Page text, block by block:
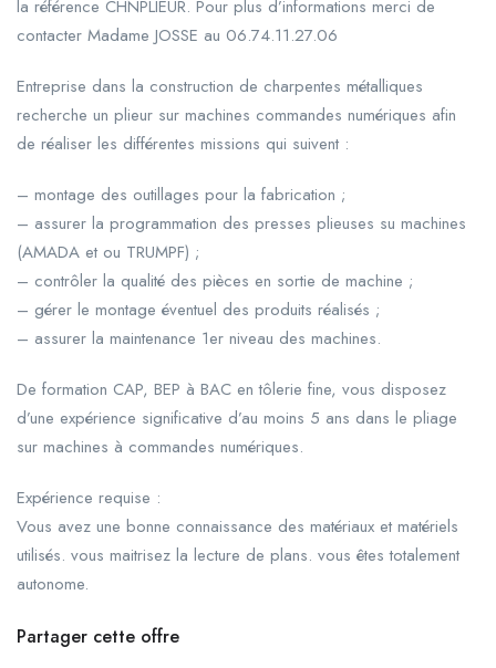
la référence CHNPLIEUR. Pour plus d’informations merci de
contacter Madame JOSSE au 06.74.11.27.06
Entreprise dans la construction de charpentes métalliques
recherche un plieur sur machines commandes numériques afin
de réaliser les différentes missions qui suivent :
– montage des outillages pour la fabrication ;
– assurer la programmation des presses plieuses su machines
(AMADA et ou TRUMPF) ;
– contrôler la qualité des pièces en sortie de machine ;
– gérer le montage éventuel des produits réalisés ;
– assurer la maintenance 1er niveau des machines.
De formation CAP, BEP à BAC en tôlerie fine, vous disposez
d’une expérience significative d’au moins 5 ans dans le pliage
sur machines à commandes numériques.
Expérience requise :
Vous avez une bonne connaissance des matériaux et matériels
utilisés. vous maitrisez la lecture de plans. vous êtes totalement
autonome.
Partager cette offre